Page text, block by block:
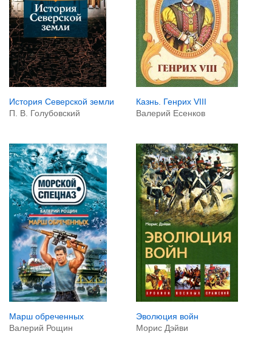
История Северской земли
П. В. Голубовский
Казнь. Генрих VIII
Валерий Есенков
Марш обреченных
Валерий Рощин
Эволюция войн
Морис Дэйви